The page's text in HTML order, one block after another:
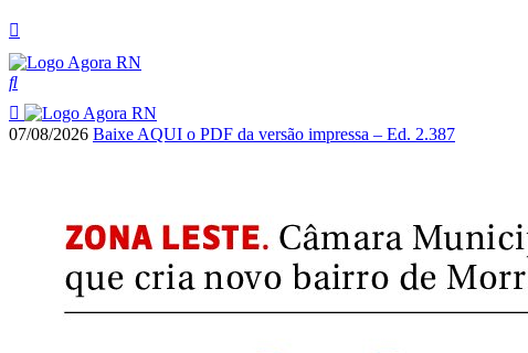
07/08/2026 Baixe AQUI o PDF da versão impressa – Ed. 2.387